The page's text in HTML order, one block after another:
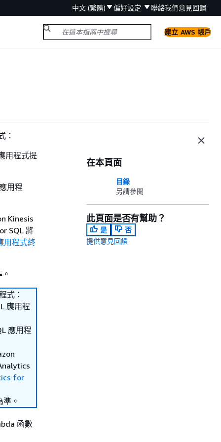
中文 (繁體) 偏好設定 聯絡我們意見回饋
建立 AWS 帳戶
：
用程式提
用程
Kinesis
SQL 將
用程式終
式：
應用程
應用程
for
。
函數
在本頁面
目錄
另請參閱
此頁面是否有幫助？
是
否
提供意見回饋